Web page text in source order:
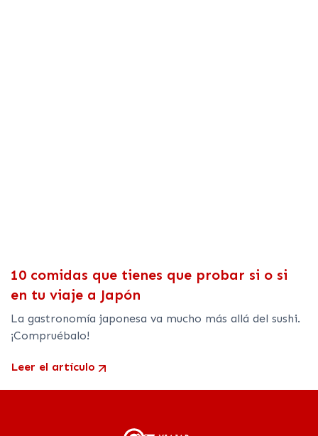
10 comidas que tienes que probar si o si
en tu viaje a Japón
La gastronomía japonesa va mucho más allá del sushi.
¡Compruébalo!
Leer el artículo